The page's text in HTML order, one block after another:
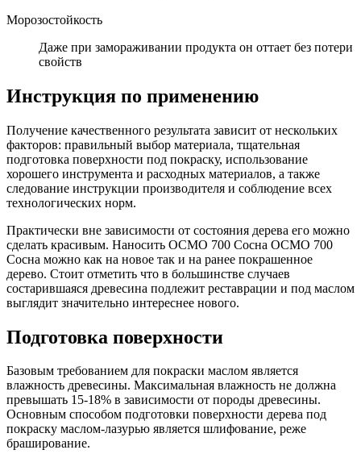
Морозостойкость
Даже при замораживании продукта он оттает без потери
свойств
Инструкция по применению
Получение качественного результата зависит от нескольких
факторов: правильный выбор материала, тщательная
подготовка поверхности под покраску, использование
хорошего инструмента и расходных материалов, а также
следование инструкции производителя и соблюдение всех
технологических норм.
Практически вне зависимости от состояния дерева его можно
сделать красивым. Наносить ОСМО 700 Сосна ОСМО 700
Сосна можно как на новое так и на ранее покрашенное
дерево. Стоит отметить что в большинстве случаев
состарившаяся древесина подлежит реставрации и под маслом
выглядит значительно интереснее нового.
Подготовка поверхности
Базовым требованием для покраски маслом является
влажность древесины. Максимальная влажность не должна
превышать 15-18% в зависимости от породы древесины.
Основным способом подготовки поверхности дерева под
покраску маслом-лазурью является шлифование, реже
браширование.